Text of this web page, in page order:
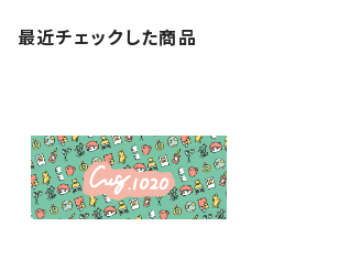
最近チェックした商品